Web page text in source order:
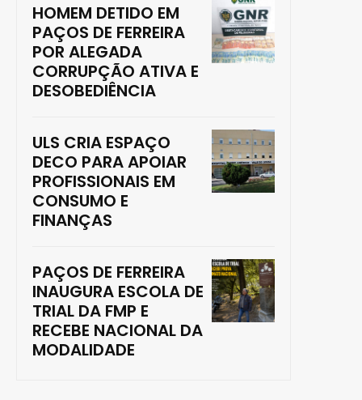
HOMEM DETIDO EM
PAÇOS DE FERREIRA
POR ALEGADA
CORRUPÇÃO ATIVA E
DESOBEDIÊNCIA
ULS CRIA ESPAÇO
DECO PARA APOIAR
PROFISSIONAIS EM
CONSUMO E
FINANÇAS
PAÇOS DE FERREIRA
INAUGURA ESCOLA DE
TRIAL DA FMP E
RECEBE NACIONAL DA
MODALIDADE